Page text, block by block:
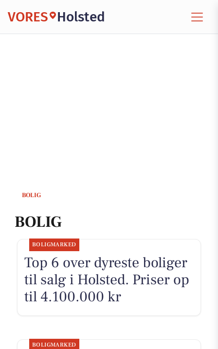
VORES Holsted
BOLIG
BOLIG
BOLIGMARKED
Top 6 over dyreste boliger
til salg i Holsted. Priser op
til 4.100.000 kr
BOLIGMARKED